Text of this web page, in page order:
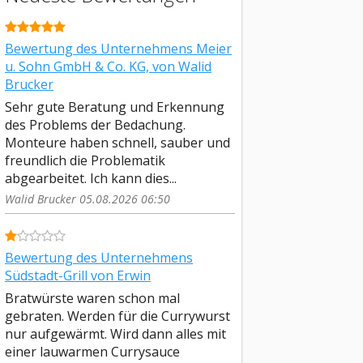
Bewertung des Unternehmens Meier
u. Sohn GmbH & Co. KG, von Walid
Brucker
Sehr gute Beratung und Erkennung
des Problems der Bedachung.
Monteure haben schnell, sauber und
freundlich die Problematik
abgearbeitet. Ich kann dies...
Walid Brucker 05.08.2026 06:50
Bewertung des Unternehmens
Südstadt-Grill von Erwin
Bratwürste waren schon mal
gebraten. Werden für die Currywurst
nur aufgewärmt. Wird dann alles mit
einer lauwarmen Currysauce